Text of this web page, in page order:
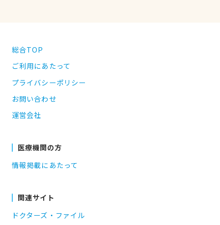
総合TOP
ご利用にあたって
プライバシーポリシー
お問い合わせ
運営会社
医療機関の方
情報掲載にあたって
関連サイト
ドクターズ・ファイル